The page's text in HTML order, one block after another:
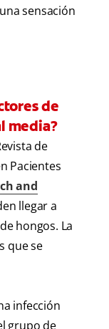
sensación
de
media?
de
Pacientes
and
llegar a
hongos. La
que se
infección
grupo de